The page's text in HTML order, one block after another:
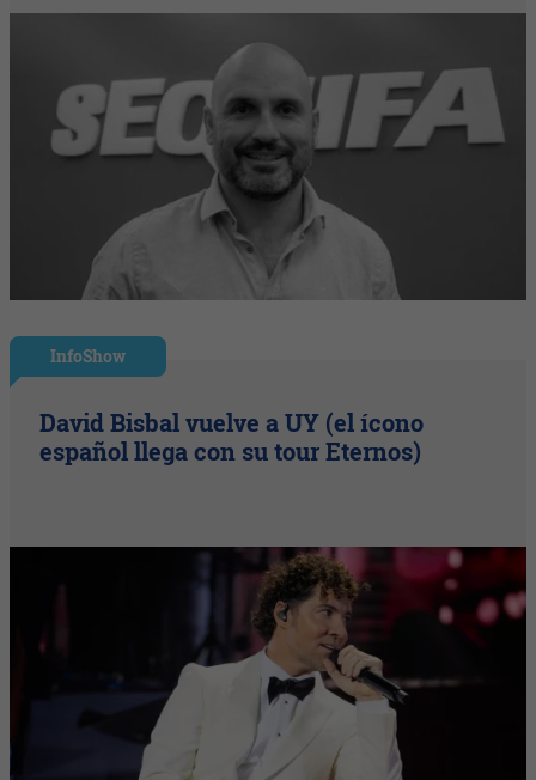
InfoShow
David Bisbal vuelve a UY (el ícono
español llega con su tour Eternos)